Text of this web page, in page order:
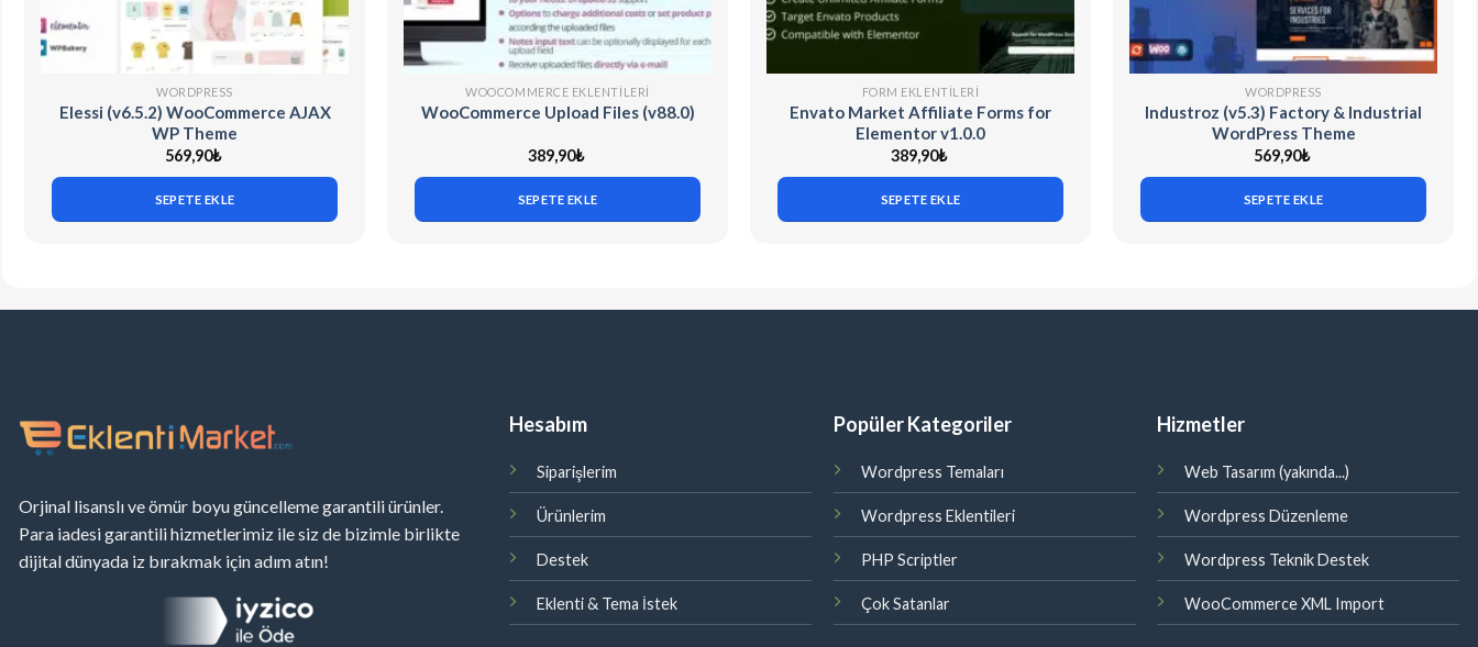
WORDPRESS
Elessi (v6.5.2) WooCommerce AJAX
WP Theme
569,90₺
SEPETE EKLE
WOOCOMMERCE EKLENTILERI
WooCommerce Upload Files (v88.0)
389,90₺
SEPETE EKLE
FORM EKLENTILERI
Envato Market Affiliate Forms for
Elementor v1.0.0
389,90₺
SEPETE EKLE
WORDPRESS
Industroz (v5.3) Factory & Industrial
WordPress Theme
569,90₺
SEPETE EKLE
Orjinal lisanslı ve ömür boyu güncelleme garantili ürünler.
Para iadesi garantili hizmetlerimiz ile siz de bizimle birlikte
dijital dünyada iz bırakmak için adım atın!
Hesabım
Siparişlerim
Ürünlerim
Destek
Eklenti & Tema İstek
Popüler Kategoriler
Wordpress Temaları
Wordpress Eklentileri
PHP Scriptler
Çok Satanlar
Hizmetler
Web Tasarım (yakında...)
Wordpress Düzenleme
Wordpress Teknik Destek
WooCommerce XML Import